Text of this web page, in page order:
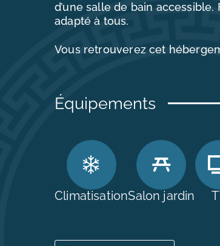
d’une salle de bain
adapté à tous.
Vous retrouverez cet
Équipements
ClimatisationSalon jardin